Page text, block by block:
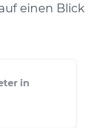
einen Blick
in